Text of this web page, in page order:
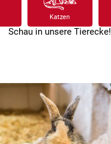
Katzen
Schau in unsere Tierecke!